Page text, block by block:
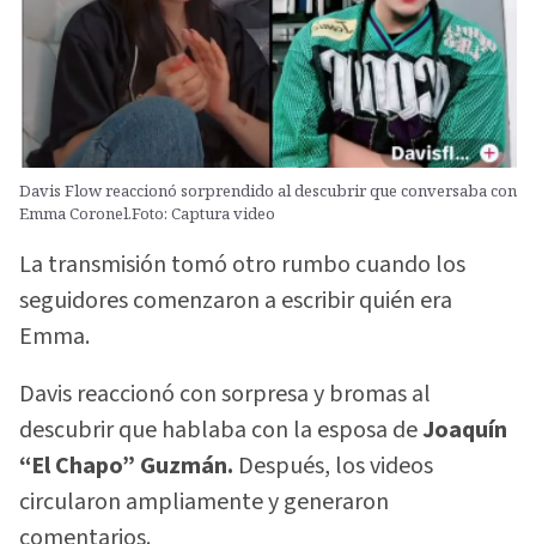
Davis Flow reaccionó sorprendido al descubrir que conversaba con
Emma Coronel.Foto: Captura video
La transmisión tomó otro rumbo cuando los
seguidores comenzaron a escribir quién era
Emma.
Davis reaccionó con sorpresa y bromas al
descubrir que hablaba con la esposa deJoaquín
“El Chapo” Guzmán. Después, los videos
circularon ampliamente y generaron